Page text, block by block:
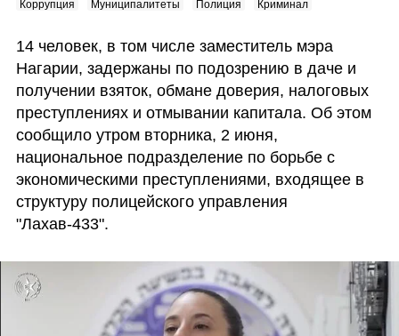
Коррупция Муниципалитеты Полиция Криминал
14 человек, в том числе заместитель мэра
Нагарии, задержаны по подозрению в даче и
получении взяток, обмане доверия, налоговых
преступлениях и отмывании капитала. Об этом
сообщило утром вторника, 2 июня,
национальное подразделение по борьбе с
экономическими преступлениями, входящее в
структуру полицейского управления
"Лахав-433".